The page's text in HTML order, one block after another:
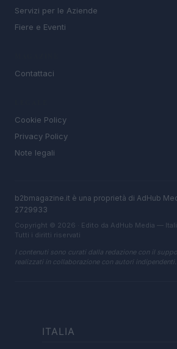
Servizi per le Aziende
Fiere e Eventi
Contattaci
Cookie Policy
Privacy Policy
Note legali
b2bmagazine.it è una proprietà di AdHub
2729933
Copyright © 2026 · Edito da AdHub Media —
Tutti i diritti riservati
I contenuti sono curati dalla redazione con il
realizzati in collaborazione con autori indipendenti.
ITALIA